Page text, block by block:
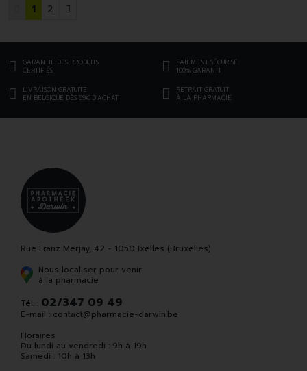
1 2
GARANTIE DES PRODUITS
CERTIFIÉS
PAIEMENT SÉCURISÉ
100% GARANTI
LIVRAISON GRATUITE
EN BELGIQUE DÈS 69€ D’ACHAT
RETRAIT GRATUIT
À LA PHARMACIE
Rue Franz Merjay, 42 - 1050 Ixelles (Bruxelles)
Nous localiser pour venir
à la pharmacie
Tél. : 02/347 09 49
E-mail : contact@pharmacie-darwin.be
Horaires
Du lundi au vendredi : 9h à 19h
Samedi : 10h à 13h